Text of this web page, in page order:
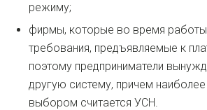
режиму;
фирмы, которые во время
требования, предъявляемые к
поэтому предприниматели
другую систему, причем
выбором считается УСН.